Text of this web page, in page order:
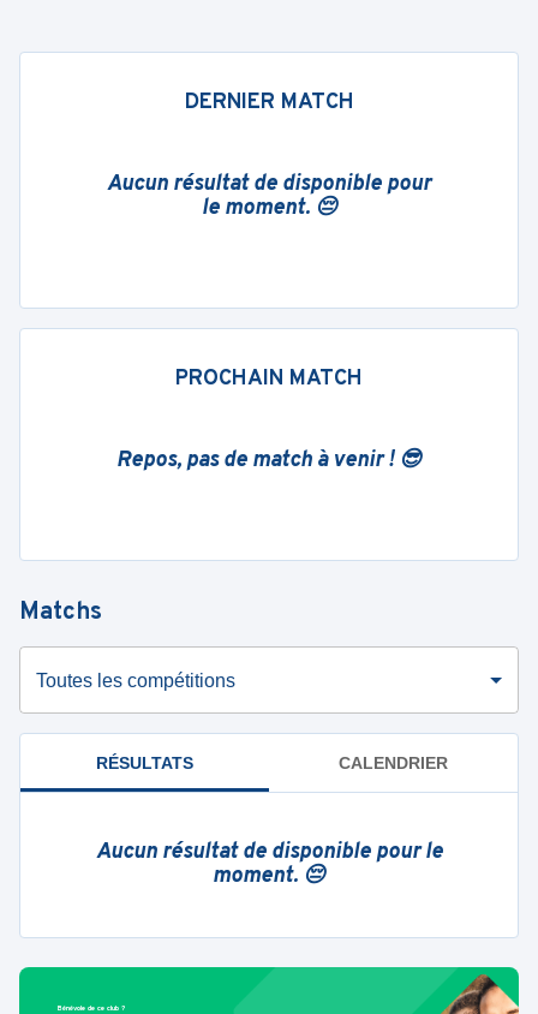
DERNIER MATCH
Aucun résultat de disponible pour
le moment. 😔
PROCHAIN MATCH
Repos, pas de match à venir ! 😎
Matchs
Toutes les compétitions
RÉSULTATS CALENDRIER
Aucun résultat de disponible pour le
moment. 😔
Bénévole de ce club ?